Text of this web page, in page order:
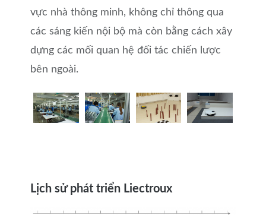
vực nhà thông minh, không chỉ thông qua
các sáng kiến nội bộ mà còn bằng cách xây
dựng các mối quan hệ đối tác chiến lược
bên ngoài.
Lịch sử phát triển Liectroux